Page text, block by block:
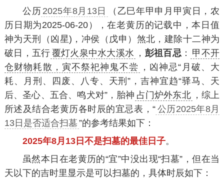
公历 2025年8月13日
（乙巳年甲申月甲寅日，农
历日期为2025-06-20），在老黄历的记载中，本日值
神为天刑（凶星)，冲侯（戊申）煞北，建除十二神为
破日，五行 覆灯火泉中水大溪水 ， 彭祖百忌 ： 甲不开
仓财物耗散，寅不祭祀神鬼不尝
，凶神忌“月破、大
耗、月刑、四废、八专、天刑”，吉神宜趋“驿马、天
后、圣心、五合、鸣犬对”，胎神 占门炉外东北 ，综上
所述及结合老黄历各时辰的宜忌表，“ 公历2025年8月
13日是否适合扫墓 ”的参考结果如下：
2025年8月13日不是扫墓的最佳日子。
虽然本日在老黄历的“宜”中没出现“扫墓”，但在当
天以下的吉时里显示是可以扫墓的，具体时辰如下：